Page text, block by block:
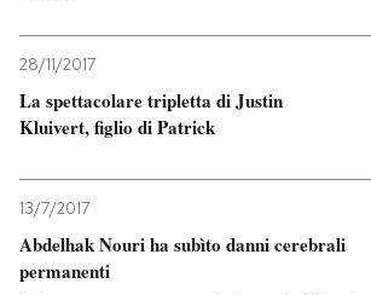
AREA PERSONALE
Entra
28/11/2017
La spettacolare tripletta di Justin
Kluivert, figlio di Patrick
13/7/2017
Abdelhak Nouri ha subìto danni cerebrali
permanenti